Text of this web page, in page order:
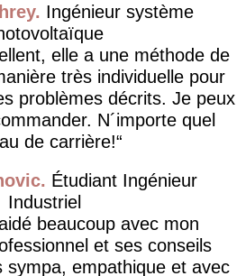
Ingénieur système
elle a une méthode de
très individuelle pour
problèmes décrits. Je peux
N´importe quel
de carrière!
Étudiant Ingénieur
Industriel
beaucoup avec mon
et ses conseils
sympa, empathique et avec